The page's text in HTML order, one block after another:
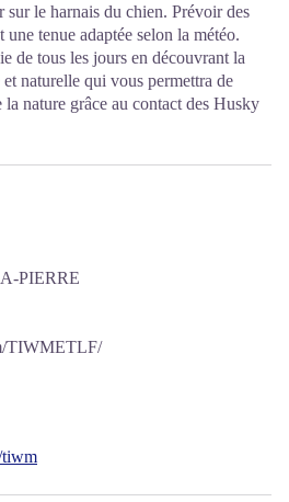
sur le harnais du chien. Prévoir des
une tenue adaptée selon la météo.
de tous les jours en découvrant la
naturelle qui vous permettra de
la nature grâce au contact des Husky
PIERRE
TIWMETLF/
tiwm